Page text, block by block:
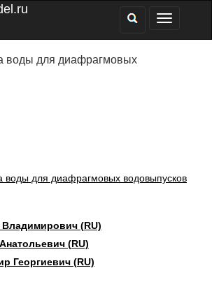
воды для диафрагмовых
Владимирович (RU)
(RU)
Георгиевич (RU)